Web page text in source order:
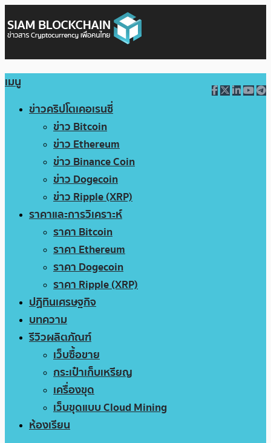
เมนู
ข่าวคริปโตเคอเรนซี่
ข่าว Bitcoin
ข่าว Ethereum
ข่าว Binance Coin
ข่าว Dogecoin
ข่าว Ripple (XRP)
ราคาและการวิเคราะห์
ราคา Bitcoin
ราคา Ethereum
ราคา Dogecoin
ราคา Ripple (XRP)
ปฏิทินเศรษฐกิจ
บทความ
รีวิวผลิตภัณฑ์
เว็บซื้อขาย
กระเป๋าเก็บเหรียญ
เครื่องขุด
เว็บขุดแบบ Cloud Mining
ห้องเรียน